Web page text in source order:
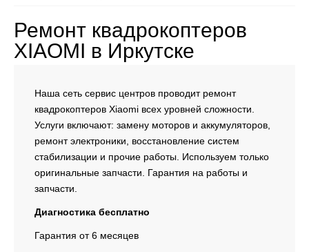
Ремонт квадрокоптеров
XIAOMI в Иркутске
Наша сеть сервис центров проводит ремонт
квадрокоптеров Xiaomi всех уровней сложности.
Услуги включают: замену моторов и аккумуляторов,
ремонт электроники, восстановление систем
стабилизации и прочие работы. Используем только
оригинальные запчасти. Гарантия на работы и
запчасти.
Диагностика бесплатно
Гарантия от 6 месяцев